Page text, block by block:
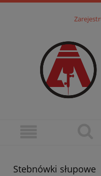
Stebnówki słupowe